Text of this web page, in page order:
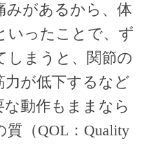
みがあるから、体
いったことで、ず
しまうと、関節の
が低下するなど
な動作もままなら
（QOL：Quality